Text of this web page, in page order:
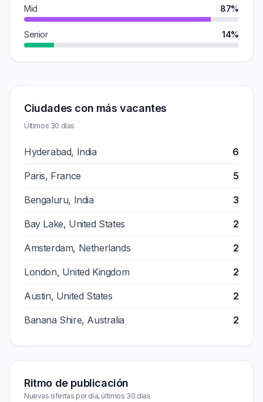
Mid 87%
Senior 14%
Ciudades con más vacantes
Últimos 30 días
Hyderabad, India 6
Paris, France 5
Bengaluru, India 3
Bay Lake, United States 2
Amsterdam, Netherlands 2
London, United Kingdom 2
Austin, United States 2
Banana Shire, Australia 2
Ritmo de publicación
Nuevas ofertas por día, últimos 30 días